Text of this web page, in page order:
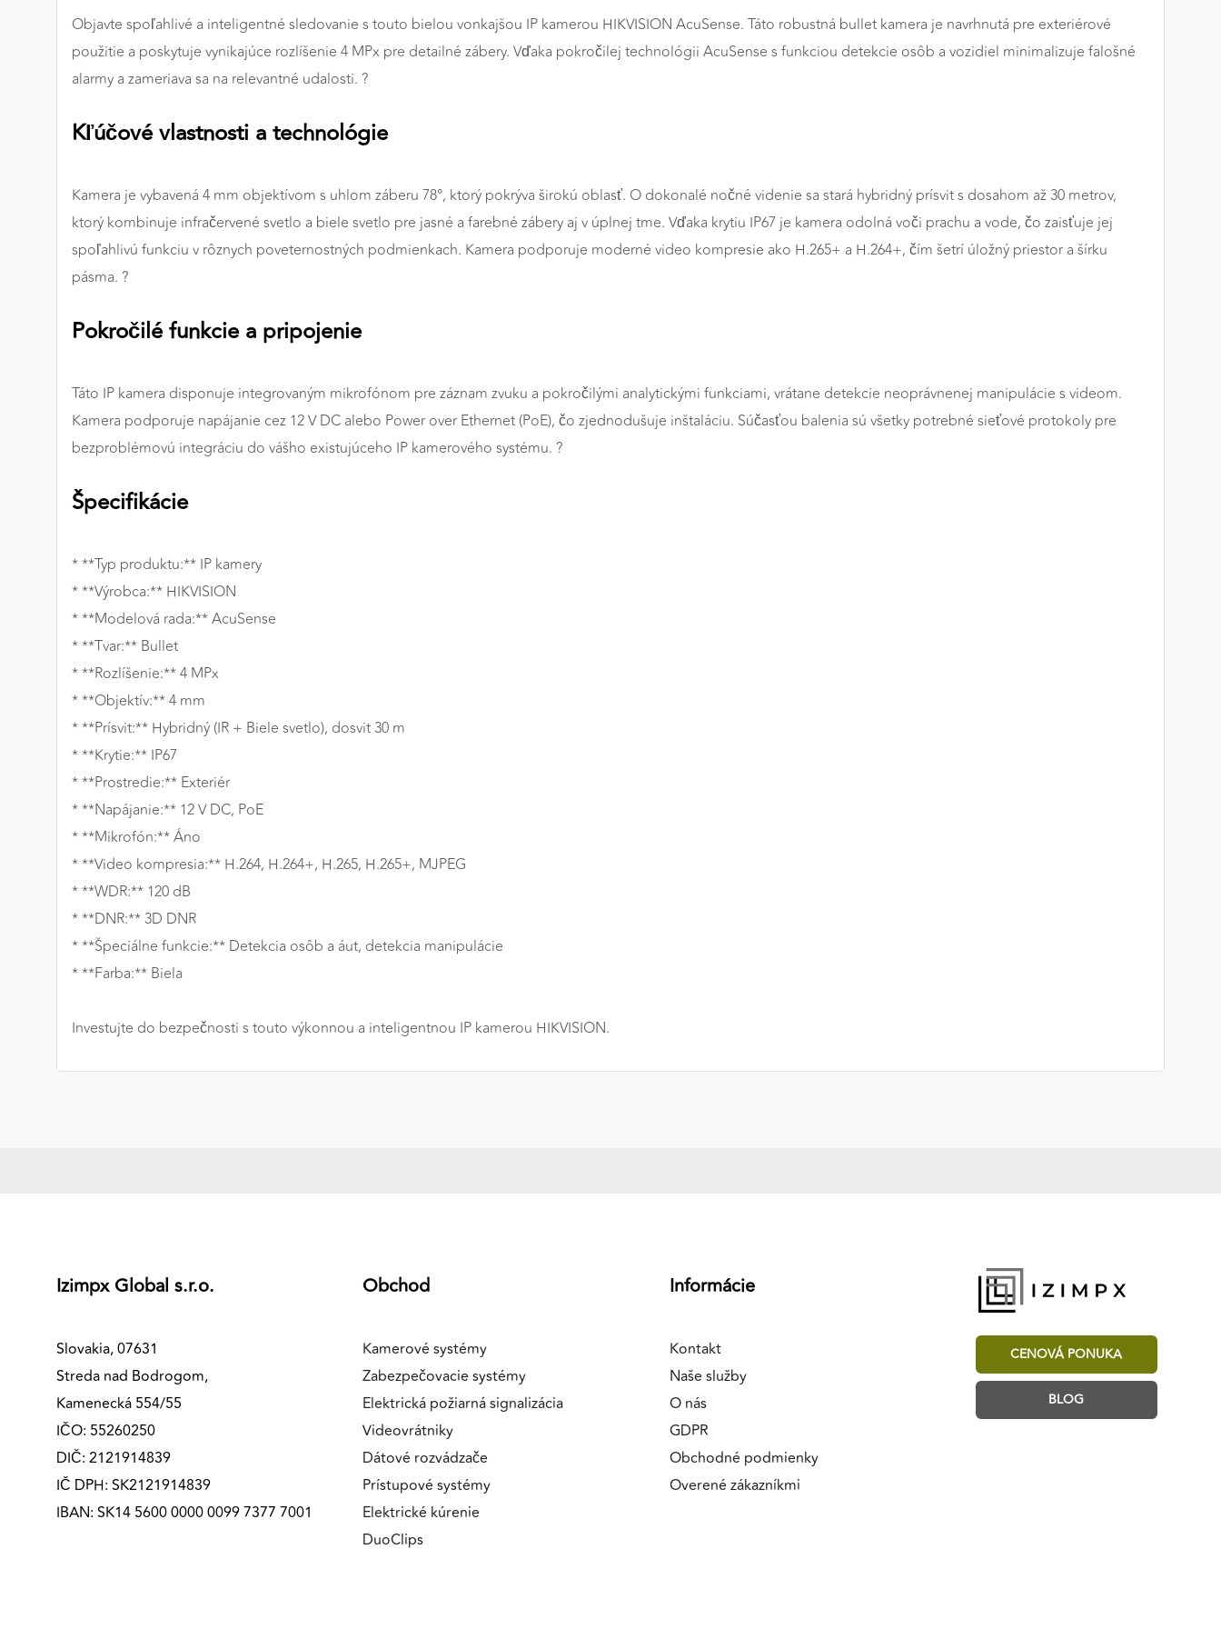
Objavte spoľahlivé a inteligentné sledovanie s touto bielou vonkajšou IP kamerou HIKVISION AcuSense. Táto robustná bullet kamera je navrhnutá pre exteriérové
použitie a poskytuje vynikajúce rozlíšenie 4 MPx pre detailné zábery. Vďaka pokročilej technológii AcuSense s funkciou detekcie osôb a vozidiel minimalizuje falošné
alarmy a zameriava sa na relevantné udalosti. ?️
Kľúčové vlastnosti a technológie
Kamera je vybavená 4 mm objektívom s uhlom záberu 78°, ktorý pokrýva širokú oblasť. O dokonalé nočné videnie sa stará hybridný prísvit s dosahom až 30 metrov,
ktorý kombinuje infračervené svetlo a biele svetlo pre jasné a farebné zábery aj v úplnej tme. Vďaka krytiu IP67 je kamera odolná voči prachu a vode, čo zaisťuje jej
spoľahlivú funkciu v rôznych poveternostných podmienkach. Kamera podporuje moderné video kompresie ako H.265+ a H.264+, čím šetrí úložný priestor a šírku
pásma. ?
Pokročilé funkcie a pripojenie
Táto IP kamera disponuje integrovaným mikrofónom pre záznam zvuku a pokročilými analytickými funkciami, vrátane detekcie neoprávnenej manipulácie s videom.
Kamera podporuje napájanie cez 12 V DC alebo Power over Ethernet (PoE), čo zjednodušuje inštaláciu. Súčasťou balenia sú všetky potrebné sieťové protokoly pre
bezproblémovú integráciu do vášho existujúceho IP kamerového systému. ?
Špecifikácie
* **Typ produktu:** IP kamery
* **Výrobca:** HIKVISION
* **Modelová rada:** AcuSense
* **Tvar:** Bullet
* **Rozlíšenie:** 4 MPx
* **Objektív:** 4 mm
* **Prísvit:** Hybridný (IR + Biele svetlo), dosvit 30 m
* **Krytie:** IP67
* **Prostredie:** Exteriér
* **Napájanie:** 12 V DC, PoE
* **Mikrofón:** Áno
* **Video kompresia:** H.264, H.264+, H.265, H.265+, MJPEG
* **WDR:** 120 dB
* **DNR:** 3D DNR
* **Špeciálne funkcie:** Detekcia osôb a áut, detekcia manipulácie
* **Farba:** Biela
Investujte do bezpečnosti s touto výkonnou a inteligentnou IP kamerou HIKVISION.
Izimpx Global s.r.o.
Slovakia, 07631
Streda nad Bodrogom,
Kamenecká 554/55
IČO: 55260250
DIČ: 2121914839
IČ DPH: SK2121914839
IBAN: SK14 5600 0000 0099 7377 7001
Obchod
Kamerové systémy
Zabezpečovacie systémy
Elektrická požiarná signalizácia
Videovrátniky
Dátové rozvádzače
Prístupové systémy
Elektrické kúrenie
DuoClips
Informácie
Kontakt
Naše služby
O nás
GDPR
Obchodné podmienky
Overené zákazníkmi
CENOVÁ PONUKA
BLOG
Preferenčné cookies
Analytické cookies nám umožňujú meranie výkonu
nášho webu. Ich pomocou určujeme počet návštev a
pomocou týchto cookies spracovávame anonymne a
súhrnne, bez použitia identifikátorov, ktoré ukazujú na
cookies môžeme optimalizovať výkon a funkčnosť
našich stránok.
Google Analytics
MARKETINGOVÉ COOKIES
Umožňujú nám a našim partnerom zobrazovať cielenú a
Google Ads